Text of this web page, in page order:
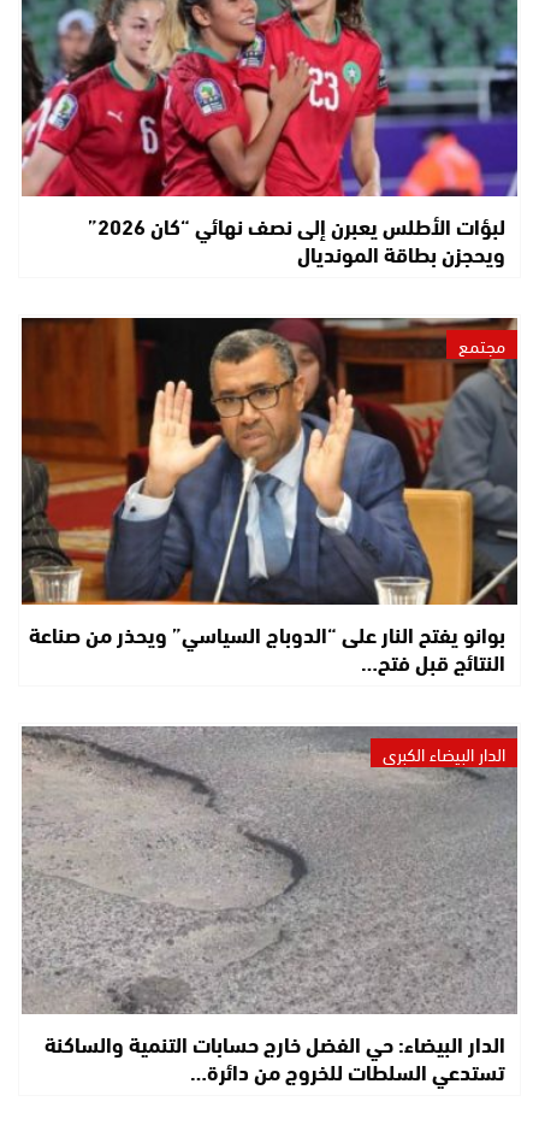
لبؤات الأطلس يعبرن إلى نصف نهائي “كان 2026”
ويحجزن بطاقة المونديال
مجتمع
بوانو يفتح النار على “الدوباج السياسي” ويحذر من صناعة
النتائج قبل فتح…
الدار البيضاء الكبرى
الدار البيضاء: حي الفضل خارج حسابات التنمية والساكنة
تستدعي السلطات للخروج من دائرة…